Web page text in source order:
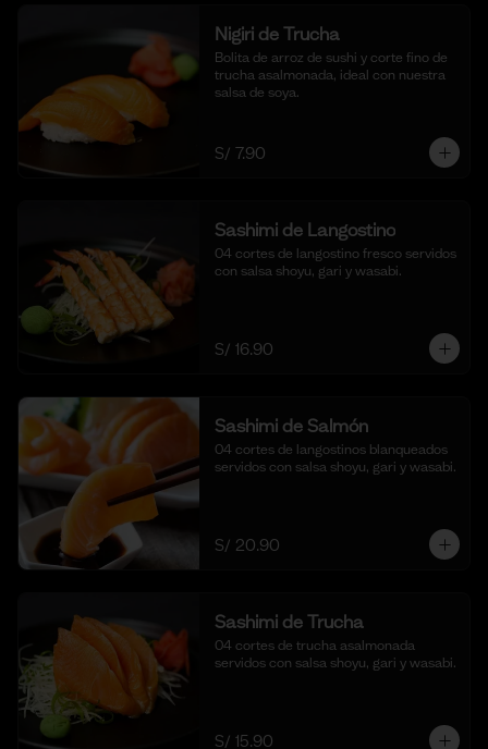
Nigiri de Trucha
Bolita de arroz de sushi y corte fino de
trucha asalmonada, ideal con nuestra
salsa de soya.
S/ 7.90
Sashimi de Langostino
04 cortes de langostino fresco servidos
con salsa shoyu, gari y wasabi.
S/ 16.90
Sashimi de Salmón
04 cortes de langostinos blanqueados
servidos con salsa shoyu, gari y wasabi.
S/ 20.90
Sashimi de Trucha
04 cortes de trucha asalmonada
servidos con salsa shoyu, gari y wasabi.
S/ 15.90